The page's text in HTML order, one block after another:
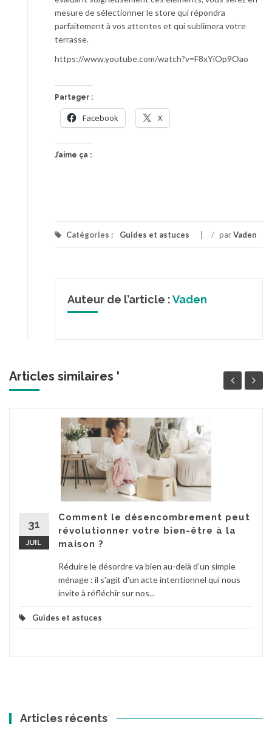
mesure de sélectionner le store qui répondra
parfaitement à vos attentes et qui sublimera votre
terrasse.
https://www.youtube.com/watch?v=F8xYiOp9Oao
Partager :
Facebook X
J’aime ça :
Catégories : Guides et astuces / parVaden
Auteur de l’article :Vaden
Articles similaires '
31
JUIL
Comment le désencombrement peut
révolutionner votre bien-être à la
maison ?
Réduire le désordre va bien au-delà d'un simple
ménage : il s'agit d'un acte intentionnel qui nous
invite à réfléchir sur nos...
Guides et astuces
Articles récents